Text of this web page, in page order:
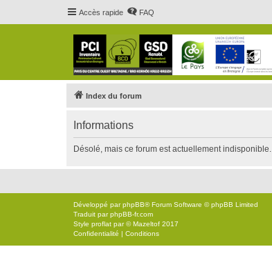
Accès rapide FAQ
Index du forum
Informations
Désolé, mais ce forum est actuellement indisponible.
Développé parphpBB® Forum Software © phpBB Limited
Traduit parphpBB-fr.com
Style proflat par ©Mazeltof 2017
Confidentialité | Conditions